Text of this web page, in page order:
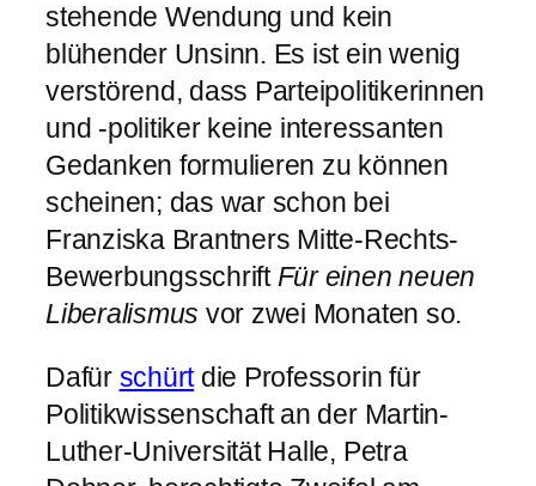
stehende Wendung und kein
blühender Unsinn. Es ist ein wenig
verstörend, dass Parteipolitikerinnen
und -politiker keine interessanten
Gedanken formulieren zu können
scheinen; das war schon bei
Franziska Brantners Mitte-Rechts-
Bewerbungsschrift Für einen neuen
Liberalismus vor zwei Monaten so.
Dafür schürtdie Professorin für
Politikwissenschaft an der Martin-
Luther-Universität Halle, Petra